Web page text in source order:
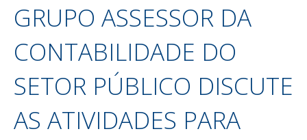
GRUPO ASSESSOR DA
CONTABILIDADE DO
SETOR PÚBLICO DISCUTE
AS ATIVIDADES PARA